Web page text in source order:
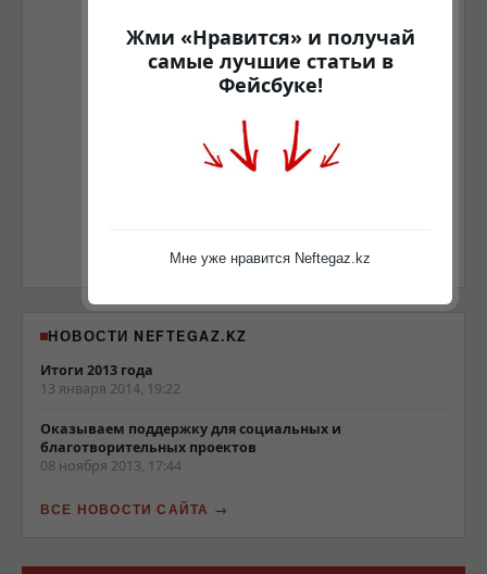
НОВОСТИ NEFTEGAZ.KZ
Итоги 2013 года
13 января 2014, 19:22
Оказываем поддержку для социальных и
благотворительных проектов
08 ноября 2013, 17:44
ВСЕ НОВОСТИ САЙТА
Жми «Нравится» и получай
самые лучшие статьи в
Фейсбуке!
Мне уже нравится Neftegaz.kz